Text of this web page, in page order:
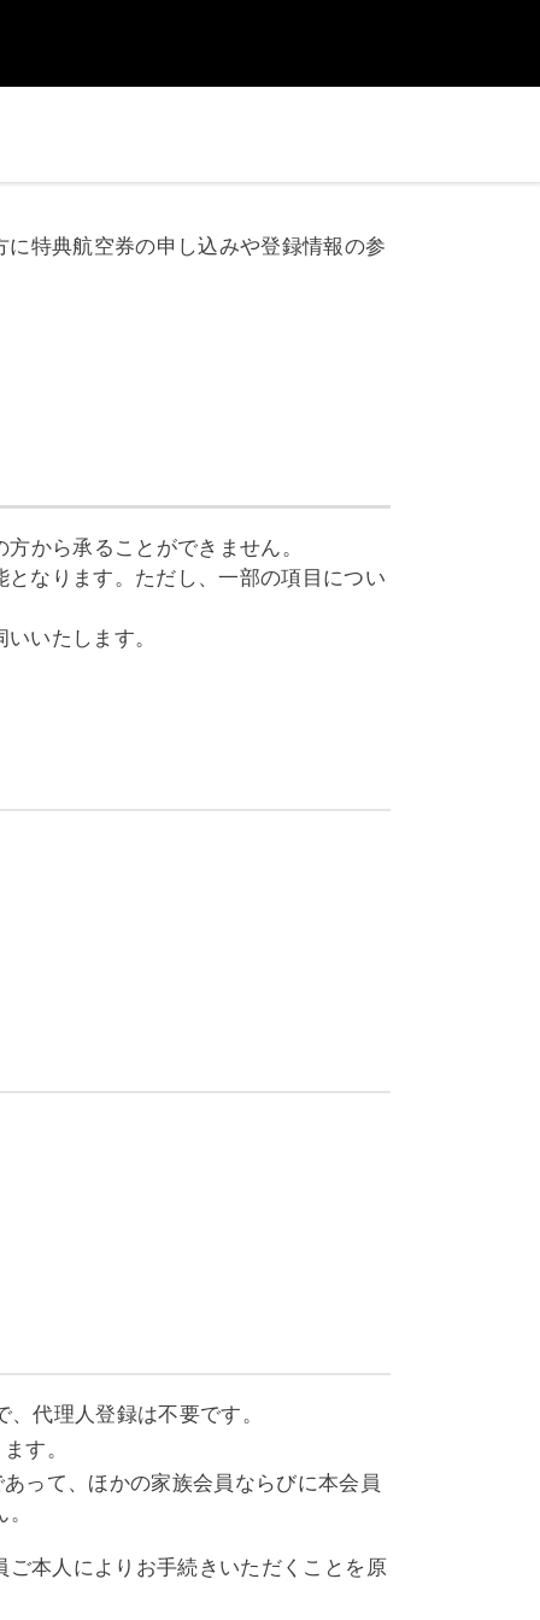
特典航空券の申し込みや登録情報の参
から承ることができません。
なります。ただし、一部の項目につい
いたします。
代理人登録は不要です。
す。
って、ほかの家族会員ならびに本会員
本人によりお手続きいただくことを原